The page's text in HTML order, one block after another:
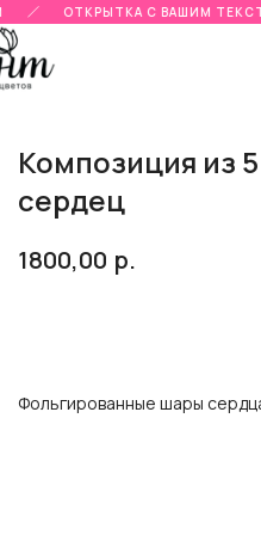
ОТКРЫТКА С ВАШИМ
Композиция из
сердец
1800,00 р.
Фольгированные шары